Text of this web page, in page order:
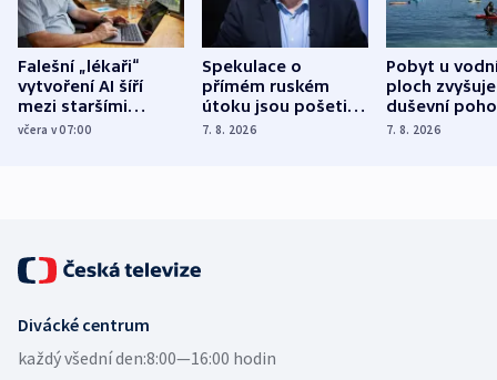
Falešní „lékaři“
vytvoření AI šíří
mezi staršími
Poláky nebezpečné
včera v 07:00
Spekulace o
přímém ruském
útoku jsou pošetilé,
míní estonský
7. 8. 2026
Pobyt u
ploch zvyšuje
duševní
ukázala
7. 8. 2026
Divácké centrum
každý všední den:8:00—16:00 hodin